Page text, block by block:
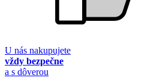
U nás nakupujete
vždy bezpečne
a s dôverou